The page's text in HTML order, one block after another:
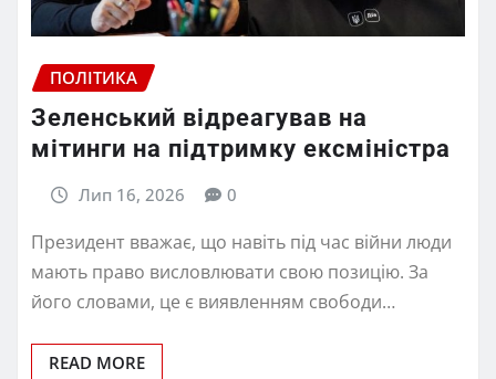
ПОЛІТИКА
Зеленський відреагував на
мітинги на підтримку ексміністра
Лип 16, 2026 0
Президент вважає, що навіть під час війни люди
мають право висловлювати свою позицію. За
його словами, це є виявленням свободи…
READ MORE